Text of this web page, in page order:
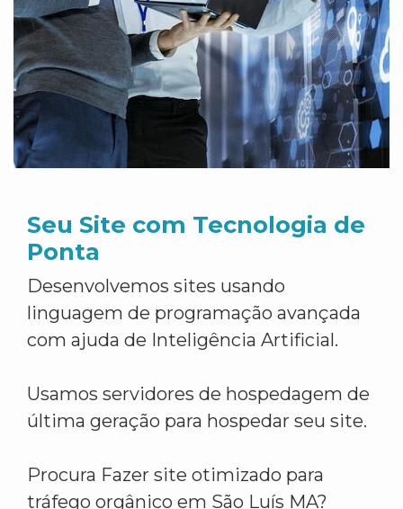
Seu Site com Tecnologia de
Ponta
Desenvolvemos sites usando
linguagem de programação avançada
com ajuda de Inteligência Artificial.
Usamos servidores de hospedagem de
última geração para hospedar seu site.
Procura Fazer site otimizado para
tráfego orgânico em São Luís MA?